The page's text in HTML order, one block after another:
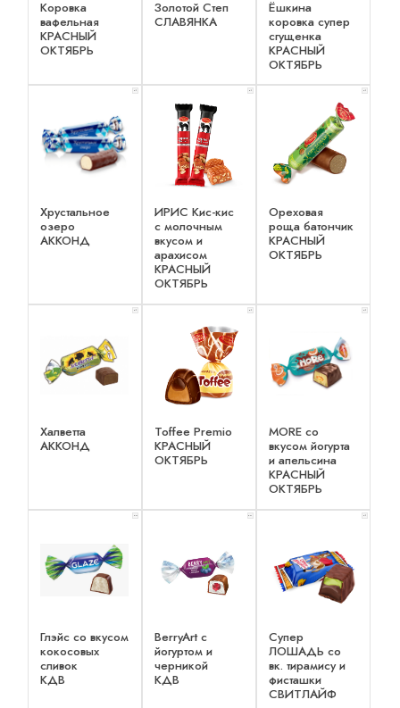
Коровка
вафельная
КРАСНЫЙ
ОКТЯБРЬ
Золотой Степ
СЛАВЯНКА
Ёшкина
коровка супер
сгущенка
КРАСНЫЙ
ОКТЯБРЬ
x 1
Хрустальное
озеро
АККОНД
x 1
ИРИС Кис-кис
с молочным
вкусом и
арахисом
КРАСНЫЙ
ОКТЯБРЬ
x 1
Ореховая
роща батончик
КРАСНЫЙ
ОКТЯБРЬ
x 1
Халветта
АККОНД
x 1
Toffee Premio
КРАСНЫЙ
ОКТЯБРЬ
x 1
MORE со
вкусом йогурта
и апельсина
КРАСНЫЙ
ОКТЯБРЬ
x 2
Глэйс со вкусом
кокосовых
сливок
КДВ
x 2
BerryArt c
йогуртом и
черникой
КДВ
x 1
Супер
ЛОШАДЬ со
вк. тирамису и
фисташки
СВИТЛАЙФ